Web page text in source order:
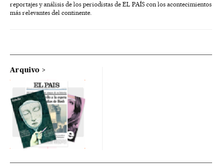
reportajes y análisis de los periodistas de EL PAÍS con los acontecimientos
más relevantes del continente.
Arquivo